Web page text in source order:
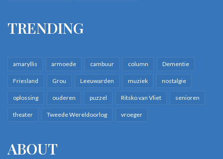
TRENDING
amaryllis armoede cambuur column Dementie
Friesland Grou Leeuwarden muziek nostalgie
oplossing ouderen puzzel Ritsko van Vliet senioren
theater Tweede Wereldoorlog vroeger
ABOUT